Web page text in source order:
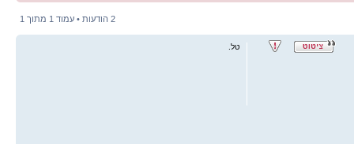
2 הודעות • עמוד 1 מתוך 1
טל.